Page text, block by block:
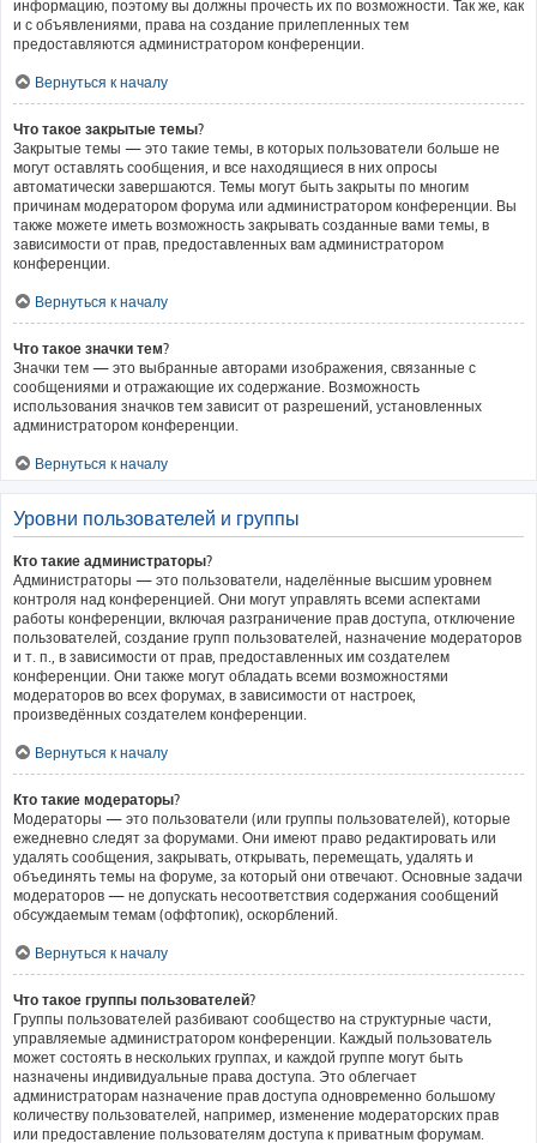
информацию, поэтому вы должны прочесть их по возможности. Так же, как
и с объявлениями, права на создание прилепленных тем
предоставляются администратором конференции.
Вернуться к началу
Что такое закрытые темы?
Закрытые темы — это такие темы, в которых пользователи больше не
могут оставлять сообщения, и все находящиеся в них опросы
автоматически завершаются. Темы могут быть закрыты по многим
причинам модератором форума или администратором конференции. Вы
также можете иметь возможность закрывать созданные вами темы, в
зависимости от прав, предоставленных вам администратором
конференции.
Вернуться к началу
Что такое значки тем?
Значки тем — это выбранные авторами изображения, связанные с
сообщениями и отражающие их содержание. Возможность
использования значков тем зависит от разрешений, установленных
администратором конференции.
Вернуться к началу
Уровни пользователей и группы
Кто такие администраторы?
Администраторы — это пользователи, наделённые высшим уровнем
контроля над конференцией. Они могут управлять всеми аспектами
работы конференции, включая разграничение прав доступа, отключение
пользователей, создание групп пользователей, назначение модераторов
и т. п., в зависимости от прав, предоставленных им создателем
конференции. Они также могут обладать всеми возможностями
модераторов во всех форумах, в зависимости от настроек,
произведённых создателем конференции.
Вернуться к началу
Кто такие модераторы?
Модераторы — это пользователи (или группы пользователей), которые
ежедневно следят за форумами. Они имеют право редактировать или
удалять сообщения, закрывать, открывать, перемещать, удалять и
объединять темы на форуме, за который они отвечают. Основные задачи
модераторов — не допускать несоответствия содержания сообщений
обсуждаемым темам (оффтопик), оскорблений.
Вернуться к началу
Что такое группы пользователей?
Группы пользователей разбивают сообщество на структурные части,
управляемые администратором конференции. Каждый пользователь
может состоять в нескольких группах, и каждой группе могут быть
назначены индивидуальные права доступа. Это облегчает
администраторам назначение прав доступа одновременно большому
количеству пользователей, например, изменение модераторских прав
или предоставление пользователям доступа к приватным форумам.